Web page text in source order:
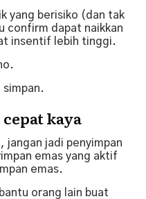
yang berisiko (dan tak
confirm dapat naikkan
insentif lebih tinggi.
simpan.
kaya
jangan jadi penyimpan
emas yang aktif
emas.
orang lain buat